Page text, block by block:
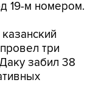
19-м номером.
три
забил 38